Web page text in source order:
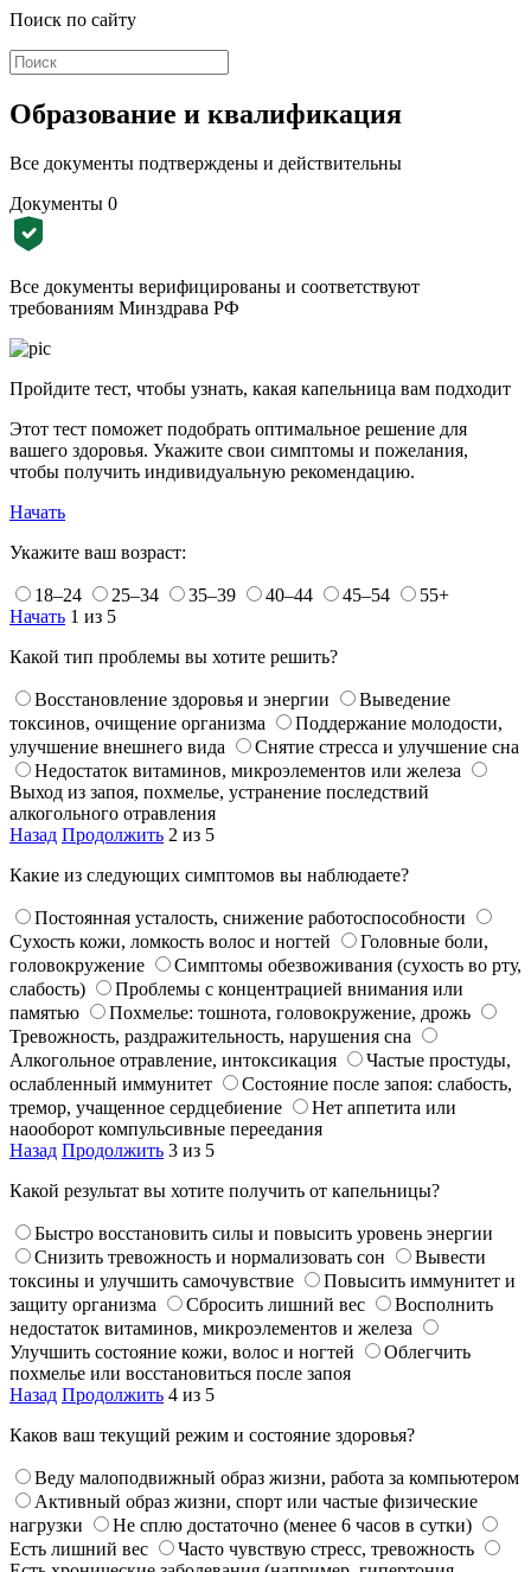
Поиск по сайту
Образование и квалификация
Все документы подтверждены и действительны
Документы 0
Все документы верифицированы и соответствуют
требованиям Минздрава РФ
Пройдите тест, чтобы узнать, какая капельница вам подходит
Этот тест поможет подобрать оптимальное решение для
вашего здоровья. Укажите свои симптомы и пожелания,
чтобы получить индивидуальную рекомендацию.
Начать
Укажите ваш возраст:
18–24 25–34 35–39 40–44 45–54
55+
Начать 1 из 5
Какой тип проблемы вы хотите решить?
Восстановление здоровья и энергии
Выведение
токсинов, очищение организма
Поддержание молодости,
улучшение внешнего вида
Снятие стресса и улучшение сна
Недостаток витаминов, микроэлементов или железа
Выход из запоя, похмелье, устранение последствий
алкогольного отравления
Назад Продолжить 2 из 5
Какие из следующих симптомов вы наблюдаете?
Постоянная усталость, снижение работоспособности
Сухость кожи, ломкость волос и ногтей
Головные боли,
головокружение
Симптомы обезвоживания (сухость во рту,
слабость)
Проблемы с концентрацией внимания или
памятью
Похмелье: тошнота, головокружение, дрожь
Тревожность, раздражительность, нарушения сна
Алкогольное отравление, интоксикация
Частые простуды,
ослабленный иммунитет
Состояние после запоя: слабость,
тремор, учащенное сердцебиение
Нет аппетита или
наооборот компульсивные переедания
Назад Продолжить 3 из 5
Какой результат вы хотите получить от капельницы?
Быстро восстановить силы и повысить уровень энергии
Снизить тревожность и нормализовать сон
Вывести
токсины и улучшить самочувствие
Повысить иммунитет и
защиту организма
Сбросить лишний вес
Восполнить
недостаток витаминов, микроэлементов и железа
Улучшить состояние кожи, волос и ногтей
Облегчить
похмелье или восстановиться после запоя
Назад Продолжить 4 из 5
Каков ваш текущий режим и состояние здоровья?
Веду малоподвижный образ жизни, работа за компьютером
Активный образ жизни, спорт или частые физические
нагрузки
Не сплю достаточно (менее 6 часов в сутки)
Есть лишний вес
Часто чувствую стресс, тревожность